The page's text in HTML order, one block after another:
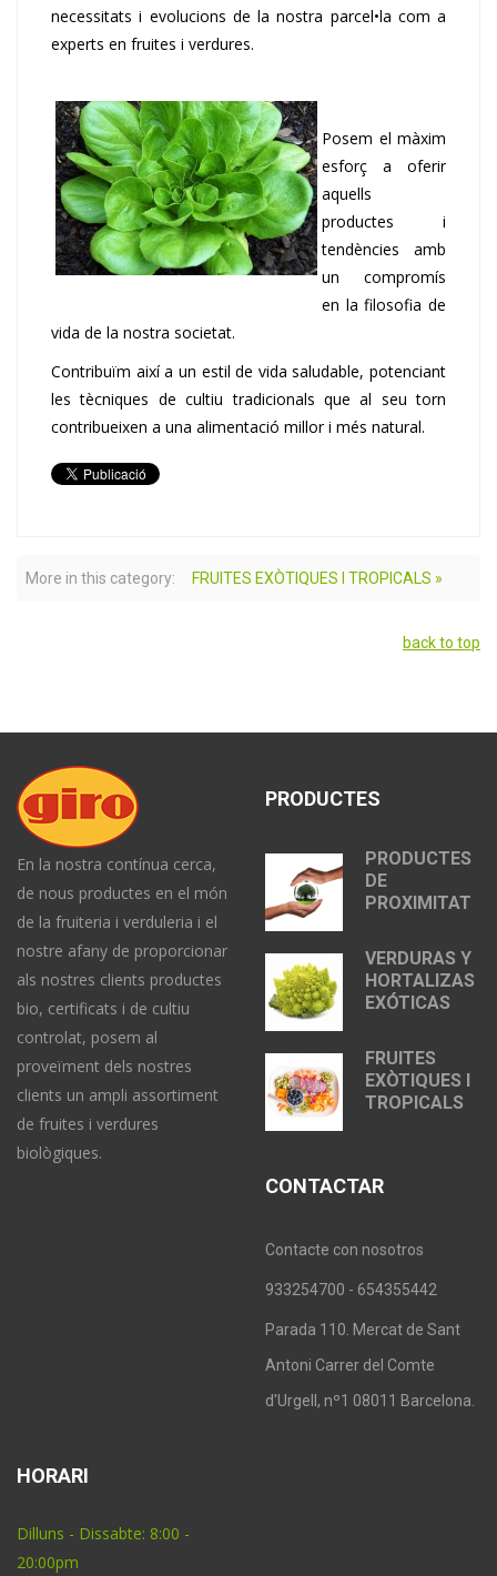
necessitats i evolucions de la nostra parcel•la com a
experts en fruites i verdures.
Posem el màxim
esforç a oferir
aquells
productes i
tendències amb
un compromís
en la filosofia de
vida de la nostra societat.
Contribuïm així a un estil de vida saludable, potenciant
les tècniques de cultiu tradicionals que al seu torn
contribueixen a una alimentació millor i més natural.
More in this category: FRUITES EXÒTIQUES I TROPICALS »
back to top
En la nostra contínua cerca,
de nous productes en el món
de la fruiteria i verduleria i el
nostre afany de proporcionar
als nostres clients productes
bio, certificats i de cultiu
controlat, posem al
proveïment dels nostres
clients un ampli assortiment
de fruites i verdures
biològiques.
PRODUCTES
PRODUCTES
DE
PROXIMITAT
VERDURAS Y
HORTALIZAS
EXÓTICAS
FRUITES
EXÒTIQUES I
TROPICALS
CONTACTAR
Contacte con nosotros
933254700 - 654355442
Parada 110. Mercat de Sant
Antoni Carrer del Comte
d'Urgell, nº1 08011 Barcelona.
HORARI
Dilluns - Dissabte: 8:00 -
20:00pm